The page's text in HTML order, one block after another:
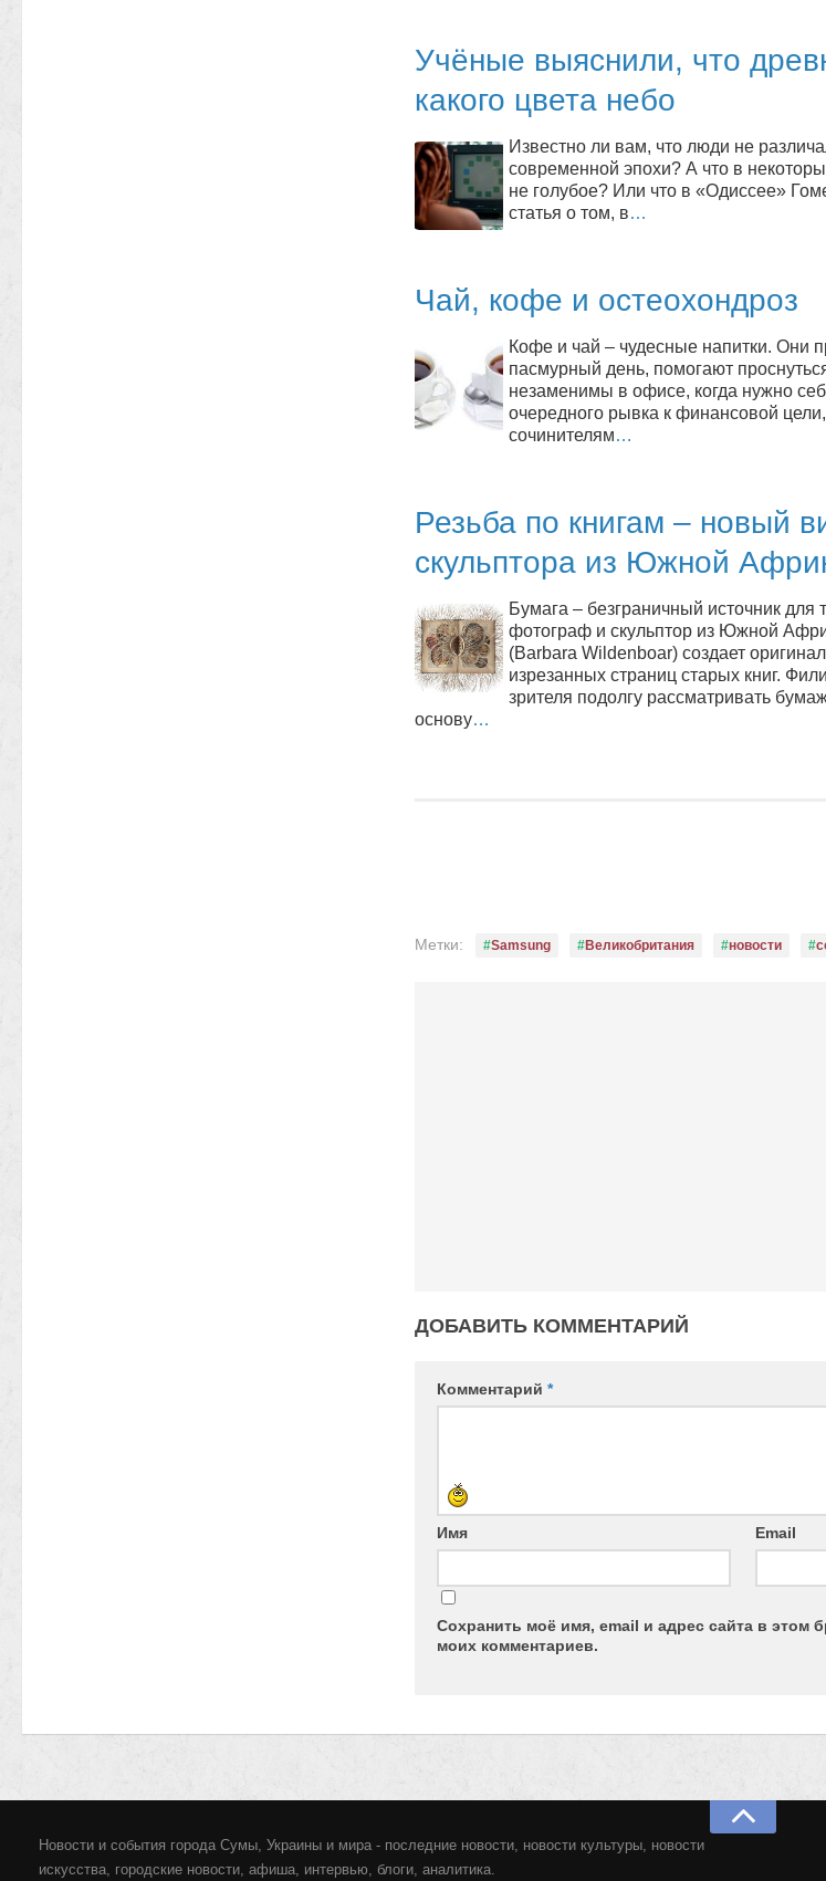
Учёные выяснили, что
какого цвета небо
Известно ли вам, что люди не
современной эпохи? А что в
не голубое? Или что в «Одиссее»
статья о том, в…
Чай, кофе и остеохондроз
Кофе и чай – чудесные напитки. Они
пасмурный день, помогают
незаменимы в офисе, когда нужно
очередного рывка к финансовой
сочинителям…
Резьба по книгам – новый
скульптора из Южной
Бумага – безграничный источник для
фотограф и скульптор из Южной
(Barbara Wildenboar) создает
изрезанных страниц старых книг.
зрителя подолгу рассматривать
основу…
Метки: Samsung Великобритания новости
ДОБАВИТЬ КОММЕНТАРИЙ
Комментарий *
Имя Email
Сохранить моё имя, email и адрес сайта в этом
моих комментариев.
Новости и события города Сумы, Украины и мира - последние новости, новости культуры, новости
искусства, городские новости, афиша, интервью, блоги, аналитика.